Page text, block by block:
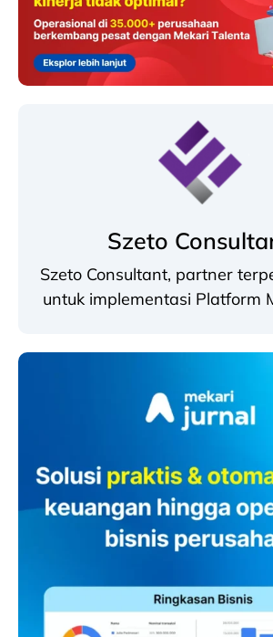
Szeto
Szeto Consultant, partner
untuk implementasi Platform